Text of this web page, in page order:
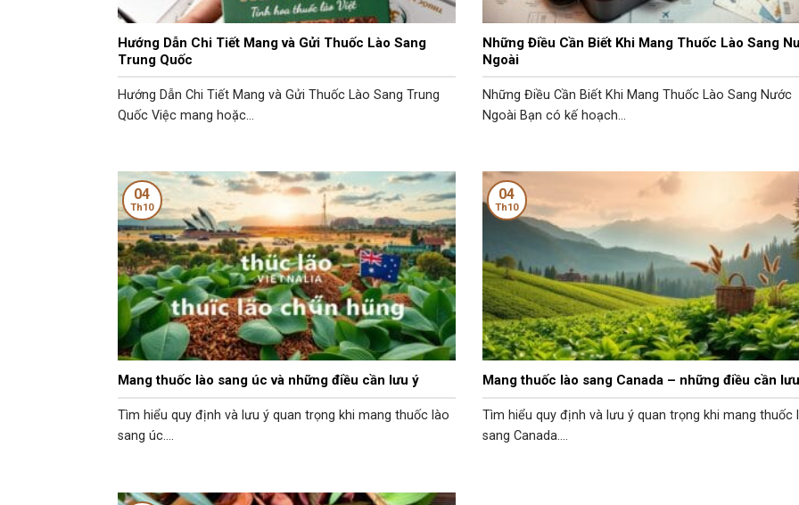
Hướng Dẫn Chi Tiết Mang và Gửi Thuốc Lào Sang
Trung Quốc
Hướng Dẫn Chi Tiết Mang và Gửi Thuốc Lào Sang Trung
Quốc Việc mang hoặc...
Những Điều Cần Biết Khi Mang Thuốc Lào Sang
Ngoài
Những Điều Cần Biết Khi Mang Thuốc Lào Sang Nước
Ngoài Bạn có kế hoạch...
Mang thuốc lào sang úc và những điều cần lưu ý
Tìm hiểu quy định và lưu ý quan trọng khi mang thuốc lào
sang úc....
04
Th10
Mang thuốc lào sang Canada – những điều cần
Tìm hiểu quy định và lưu ý quan trọng khi mang thuốc
sang Canada....
04
Th10